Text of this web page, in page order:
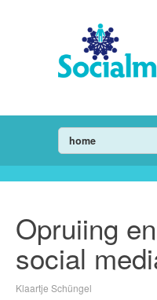
home
Opruiing
social
Klaartje Schüngel